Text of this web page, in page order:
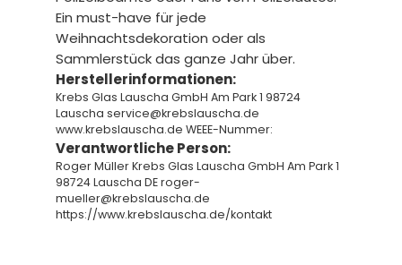
Ein must-have für jede
Weihnachtsdekoration oder als
Sammlerstück das ganze Jahr über.
Herstellerinformationen:
Krebs Glas Lauscha GmbH Am Park 1 98724
Lauscha service@krebslauscha.de
www.krebslauscha.de WEEE-Nummer:
Verantwortliche Person:
Roger Müller Krebs Glas Lauscha GmbH Am Park 1
98724 Lauscha DE roger-
mueller@krebslauscha.de
https://www.krebslauscha.de/kontakt